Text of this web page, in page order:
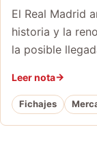
El Real Madrid
historia y la
la posible
Leer nota
Fichajes